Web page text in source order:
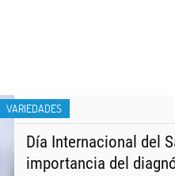
VARIEDADES
Día Internacional del
importancia del